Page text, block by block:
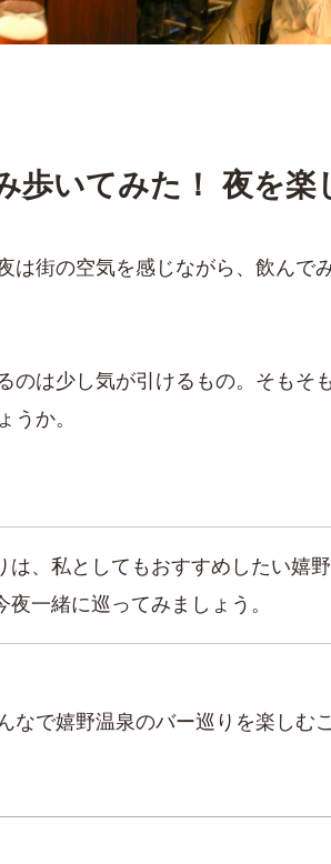
歩いてみた！ 夜を楽
は街の空気を感じながら、飲んで
のは少し気が引けるもの。そもそ
うか。
は、私としてもおすすめしたい嬉
夜一緒に巡ってみましょう。
なで嬉野温泉のバー巡りを楽しむ